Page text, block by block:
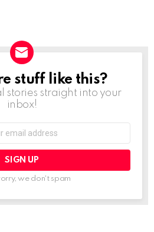
stuff like this?
stories straight into your
inbox!
we don't spam